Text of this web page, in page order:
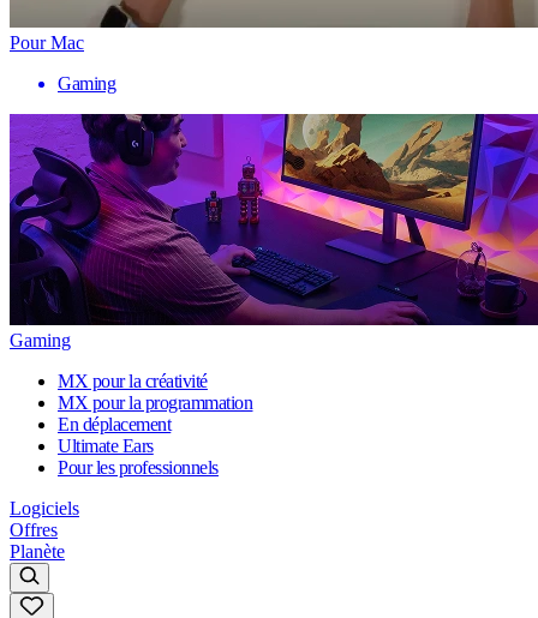
Pour Mac
Gaming
Gaming
MX pour la créativité
MX pour la programmation
En déplacement
Ultimate Ears
Pour les professionnels
Logiciels
Offres
Planète